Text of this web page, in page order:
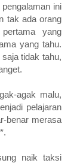
ini
tak ada orang
yang
yang tahu.
tidak tahu,
agak malu,
pelajaran
benar merasa
naik taksi